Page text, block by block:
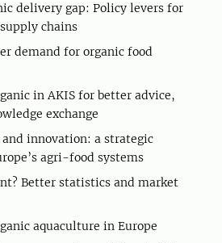
delivery gap: Policy levers for
chains
demand for organic food
in AKIS for better advice,
exchange
and innovation: a strategic
agri-food systems
Better statistics and market
aquaculture in Europe